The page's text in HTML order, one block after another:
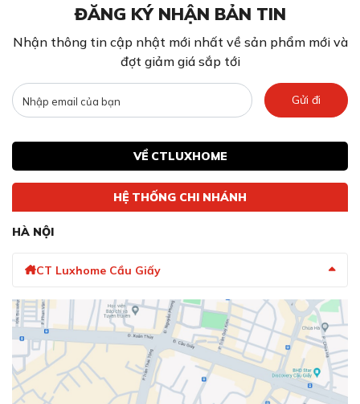
ĐĂNG KÝ NHẬN BẢN TIN
Nhận thông tin cập nhật mới nhất về sản phẩm mới và
đợt giảm giá sắp tới
Gửi đi
VỀ CTLUXHOME
HỆ THỐNG CHI NHÁNH
HÀ NỘI
CT Luxhome Cầu Giấy